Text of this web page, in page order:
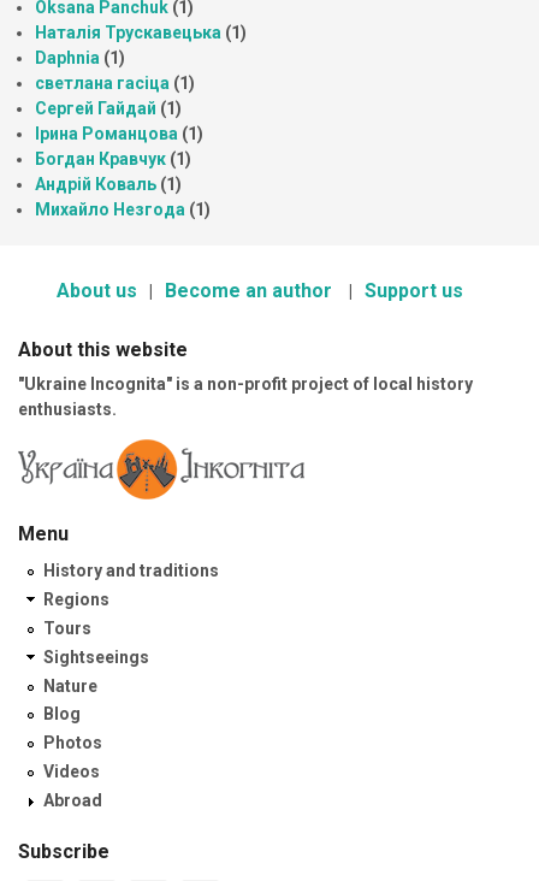
Oksana Panchuk (1)
Наталія Трускавецька (1)
Daphnia (1)
светлана гасіца (1)
Сергей Гайдай (1)
Ірина Романцова (1)
Богдан Кравчук (1)
Андрій Коваль (1)
Михайло Незгода (1)
About us Become an author Support us
About this website
"Ukraine Incognita" is a non-profit project of local history
enthusiasts.
Menu
History and traditions
Regions
Tours
Sightseeings
Nature
Blog
Photos
Videos
Abroad
Subscribe